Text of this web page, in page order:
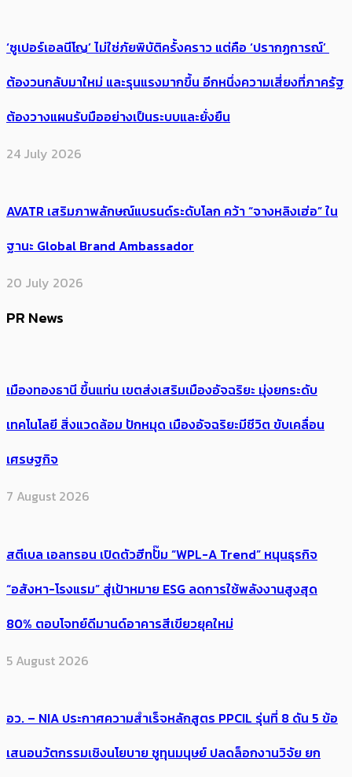
‘ซูเปอร์เอลนีโญ’ ไม่ใช่ภัยพิบัติครั้งคราว แต่คือ ‘ปรากฏการณ์’ ​
ต้อง​วนกลับมาใหม่ และรุนแรงมากขึ้น อีกหนึ่งความเสี่ยงที่ภาครัฐ
ต้องวางแผนรับมืออย่างเป็นระบบและยั่งยืน
24 July 2026
AVATR เสริมภาพลักษณ์แบรนด์ระดับโลก คว้า “จางหลิงเฮ่อ” ใน
ฐานะ Global Brand Ambassador
20 July 2026
PR News
เมืองทองธานี ขึ้นแท่น เขตส่งเสริมเมืองอัจฉริยะ มุ่งยกระดับ
เทคโนโลยี สิ่งแวดล้อม ปักหมุด เมืองอัจฉริยะมีชีวิต ขับเคลื่อน
เศรษฐกิจ
7 August 2026
สตีเบล เอลทรอน เปิดตัวฮีทปั๊ม “WPL-A Trend” หนุนธุรกิจ
“อสังหา-โรงแรม” สู่เป้าหมาย ESG ลดการใช้พลังงานสูงสุด
80% ตอบโจทย์ดีมานด์อาคารสีเขียวยุคใหม่
5 August 2026
อว. – NIA ประกาศความสำเร็จหลักสูตร PPCIL รุ่นที่ 8 ดัน 5 ข้อ
เสนอนวัตกรรมเชิงนโยบาย ชูทุนมนุษย์ ปลดล็อกงานวิจัย ยก